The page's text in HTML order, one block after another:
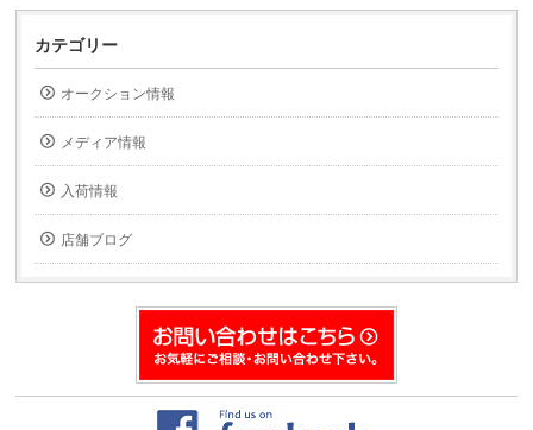
ク
て
友
達
へ
メ
で
送
信
(新
し
い
ィ
ド
ウ
ク
て
印
刷
し
ィ
ン
ド
ウ
で
開
ま
す)
カテゴリー
オークション情報
メディア情報
入荷情報
店舗ブログ